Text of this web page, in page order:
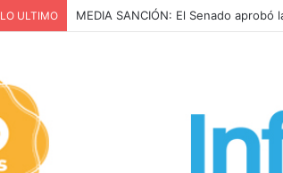
LO ULTIMO MEDIA SANCIÓN: El Senado